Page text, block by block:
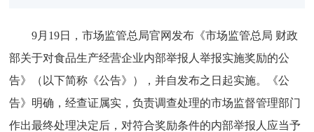
9月19日，市场监管总局官网发布《市场监管总局 财政
部关于对食品生产经营企业内部举报人举报实施奖励的公
告》（以下简称《公告》），并自发布之日起实施。《公
告》明确，经查证属实，负责调查处理的市场监督管理部门
作出最终处理决定后，对符合奖励条件的内部举报人应当予